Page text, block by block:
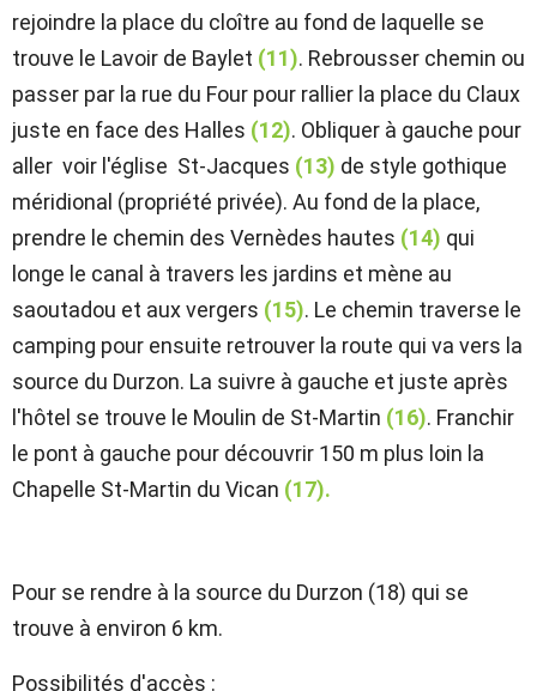
rejoindre la place du cloître au fond de laquelle se
trouve le Lavoir de Baylet (11). Rebrousser chemin ou
passer par la rue du Four pour rallier la place du Claux
juste en face des Halles (12). Obliquer à gauche pour
aller voir l'église St-Jacques (13) de style gothique
méridional (propriété privée). Au fond de la place,
prendre le chemin des Vernèdes hautes (14) qui
longe le canal à travers les jardins et mène au
saoutadou et aux vergers (15). Le chemin traverse le
camping pour ensuite retrouver la route qui va vers la
source du Durzon. La suivre à gauche et juste après
l'hôtel se trouve le Moulin de St-Martin (16). Franchir
le pont à gauche pour découvrir 150 m plus loin la
Chapelle St-Martin du Vican (17).
Pour se rendre à la source du Durzon (18) qui se
trouve à environ 6 km.
Possibilités d'accès :